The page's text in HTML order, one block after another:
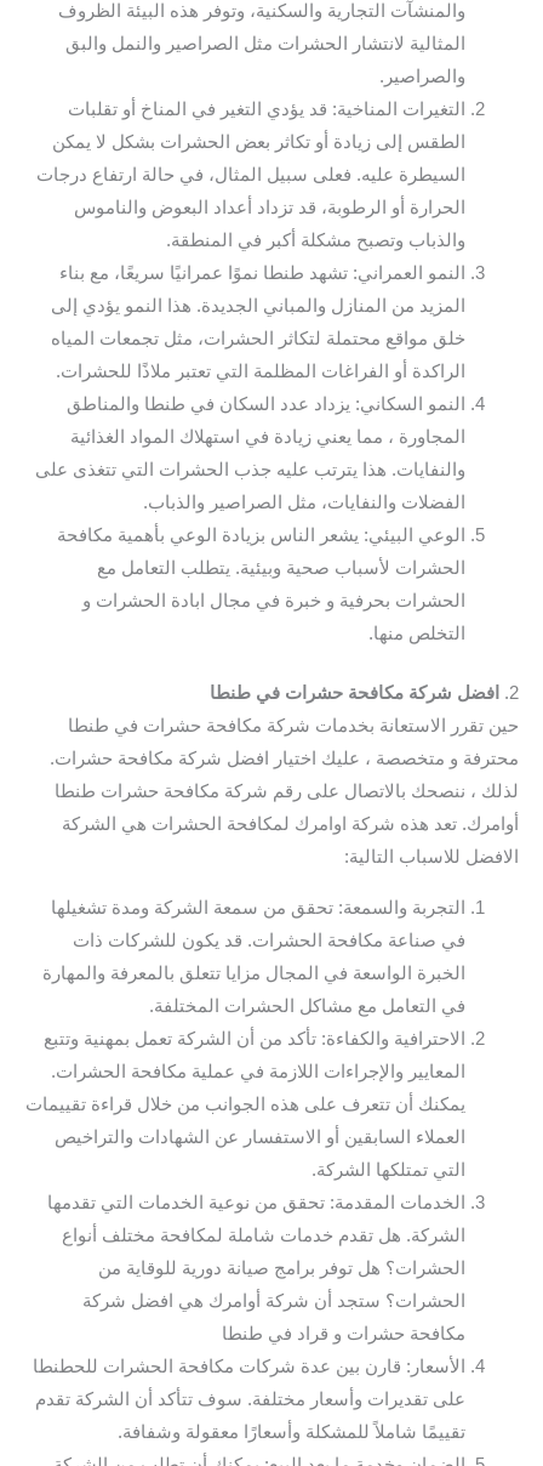
والمنشآت التجارية والسكنية، وتوفر هذه البيئة الظروف
المثالية لانتشار الحشرات مثل الصراصير والنمل والبق
والصراصير.
التغيرات المناخية: قد يؤدي التغير في المناخ أو تقلبات
الطقس إلى زيادة أو تكاثر بعض الحشرات بشكل لا يمكن
السيطرة عليه. فعلى سبيل المثال، في حالة ارتفاع درجات
الحرارة أو الرطوبة، قد تزداد أعداد البعوض والناموس
والذباب وتصبح مشكلة أكبر في المنطقة.
النمو العمراني: تشهد طنطا نموًا عمرانيًا سريعًا، مع بناء
المزيد من المنازل والمباني الجديدة. هذا النمو يؤدي إلى
خلق مواقع محتملة لتكاثر الحشرات، مثل تجمعات المياه
الراكدة أو الفراغات المظلمة التي تعتبر ملاذًا للحشرات.
النمو السكاني: يزداد عدد السكان في طنطا والمناطق
المجاورة ، مما يعني زيادة في استهلاك المواد الغذائية
والنفايات. هذا يترتب عليه جذب الحشرات التي تتغذى على
الفضلات والنفايات، مثل الصراصير والذباب.
الوعي البيئي: يشعر الناس بزيادة الوعي بأهمية مكافحة
الحشرات لأسباب صحية وبيئية. يتطلب التعامل مع
الحشرات بحرفية و خبرة في مجال ابادة الحشرات و
التخلص منها.
2.
افضل شركة مكافحة حشرات في طنطا
حين تقرر الاستعانة بخدمات شركة مكافحة حشرات في طنطا
محترفة و متخصصة ، عليك اختيار افضل شركة مكافحة حشرات.
لذلك ، ننصحك بالاتصال على رقم شركة مكافحة حشرات طنطا
أوامرك. تعد هذه شركة اوامرك لمكافحة الحشرات هي الشركة
الافضل للاسباب التالية:
التجربة والسمعة: تحقق من سمعة الشركة ومدة تشغيلها
في صناعة مكافحة الحشرات. قد يكون للشركات ذات
الخبرة الواسعة في المجال مزايا تتعلق بالمعرفة والمهارة
في التعامل مع مشاكل الحشرات المختلفة.
الاحترافية والكفاءة: تأكد من أن الشركة تعمل بمهنية وتتبع
المعايير والإجراءات اللازمة في عملية مكافحة الحشرات.
يمكنك أن تتعرف على هذه الجوانب من خلال قراءة تقييمات
العملاء السابقين أو الاستفسار عن الشهادات والتراخيص
التي تمتلكها الشركة.
الخدمات المقدمة: تحقق من نوعية الخدمات التي تقدمها
الشركة. هل تقدم خدمات شاملة لمكافحة مختلف أنواع
الحشرات؟ هل توفر برامج صيانة دورية للوقاية من
الحشرات؟ ستجد أن شركة أوامرك هي افضل شركة
مكافحة حشرات و قراد في طنطا
الأسعار: قارن بين عدة شركات مكافحة الحشرات للحطنطا
على تقديرات وأسعار مختلفة. سوف تتأكد أن الشركة تقدم
تقييمًا شاملاً للمشكلة وأسعارًا معقولة وشفافة.